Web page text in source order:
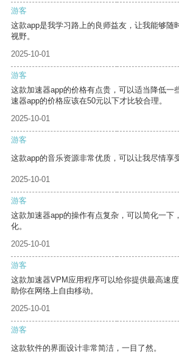
游客
这款app是我学习路上的良师益友，让我能够随
视野。
2025-10-01
游客
这款加速器app的价格有点贵，可以适当降低一
速器app的价格应该在50元以下才比较合理。
2025-10-01
游客
这款app的音乐资源非常优质，可以让我尽情享
2025-10-01
游客
这款加速器app的操作有点复杂，可以简化一下
化。
2025-10-01
游客
这款加速器VPM应用程序可以给你提供最高速
助你在网络上自由移动。
2025-10-01
游客
这款软件的界面设计非常简洁，一目了然。